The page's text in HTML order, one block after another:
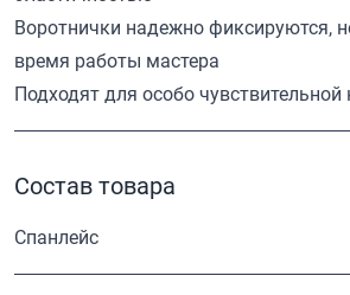
Воротнички надежно фиксируются,
время работы мастера
Подходят для особо чувствительной
Состав товара
Спанлейс